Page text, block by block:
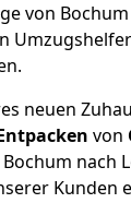
von
neuen
von
nach
Kunden